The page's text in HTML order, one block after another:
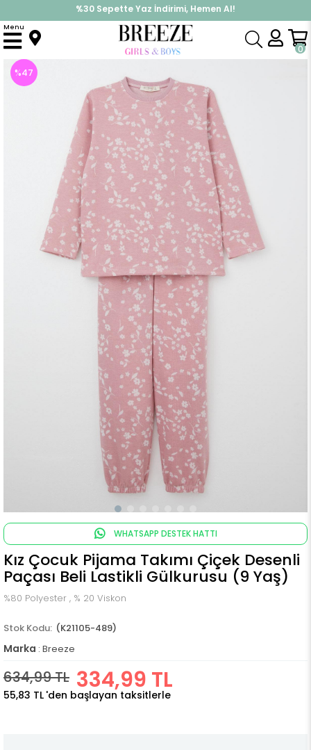
%30 Sepette Yaz İndirimi, Hemen Al!
İndirimlere ek %10 İndirimi Kap, Hemen Üye Ol!
0
Menu
Anasayfa Pijama & İç Giyim KIZ Pijama Takımları Kız Çocuk Pijama Takımı Çiçek Desenli Paçası Beli Lastikli Gülkurusu (9 Yaş)
%47
WHATSAPP DESTEK HATTI
Kız Çocuk Pijama Takımı Çiçek Desenli
Paçası Beli Lastikli Gülkurusu (9 Yaş)
%80 Polyester , % 20 Viskon
(K21105-489)
Marka : Breeze
634,99 TL 334,99 TL
55,83 TL 'den başlayan taksitlerle